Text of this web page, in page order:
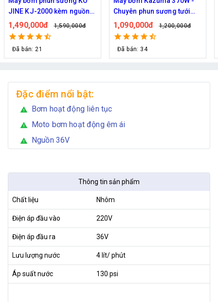
JINE KJ-2000 kèm nguồn
36V hỗ trợ 70 béc
1,490,000đ 1,590,000đ
Đã bán: 21
Chuyên phun sương tưới
cây
1,090,000đ 1,200,000đ
Đã bán: 34
Đặc điểm nổi bật:
warning Bơm hoạt động liên tục
warning Moto bơm hoạt động êm ái
warning Nguồn 36V
Thông tin sản phẩm
Chất liệu Nhôm
Điện áp đầu vào 220V
Điện áp đầu ra 36V
Lưu lượng nước 4 lít/ phút
Áp suất nước 130 psi